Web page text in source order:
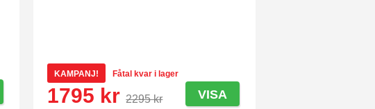
KAMPANJ! Fåtal kvar i lager
1795 kr 2295 kr VISA